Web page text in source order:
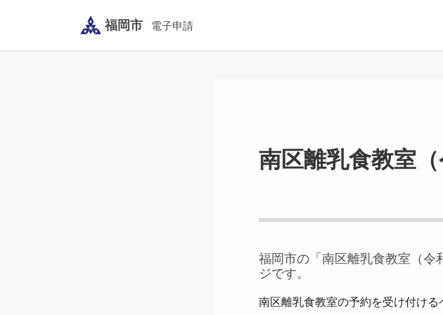
福岡市 電子申請
南区離乳食教室（
福岡市の「 南区離乳食教室（令
ジです。
南区離乳食教室の予約を受け付ける